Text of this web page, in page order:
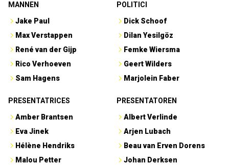
MANNEN
Jake Paul
Max Verstappen
René van der Gijp
Rico Verhoeven
Sam Hagens
POLITICI
Dick Schoof
Dilan Yesilgöz
Femke Wiersma
Geert Wilders
Marjolein Faber
PRESENTATRICES
Amber Brantsen
Eva Jinek
Hélène Hendriks
Malou Petter
PRESENTATOREN
Albert Verlinde
Arjen Lubach
Beau van Erven Dorens
Johan Derksen